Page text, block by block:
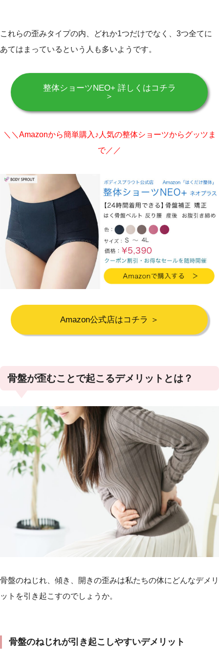
これらの歪みタイプの内、どれか1つだけでなく、3つ全てに
あてはまっているという人も多いようです。
整体ショーツNEO+ 詳しくはコチラ
＞
＼＼Amazonから簡単購入♪人気の整体ショーツからグッツま
で／／
Amazon公式店はコチラ ＞
骨盤が歪むことで起こるデメリットとは？
骨盤のねじれ、傾き、開きの歪みは私たちの体にどんなデメリ
ットを引き起こすのでしょうか。
骨盤のねじれが引き起こしやすいデメリット